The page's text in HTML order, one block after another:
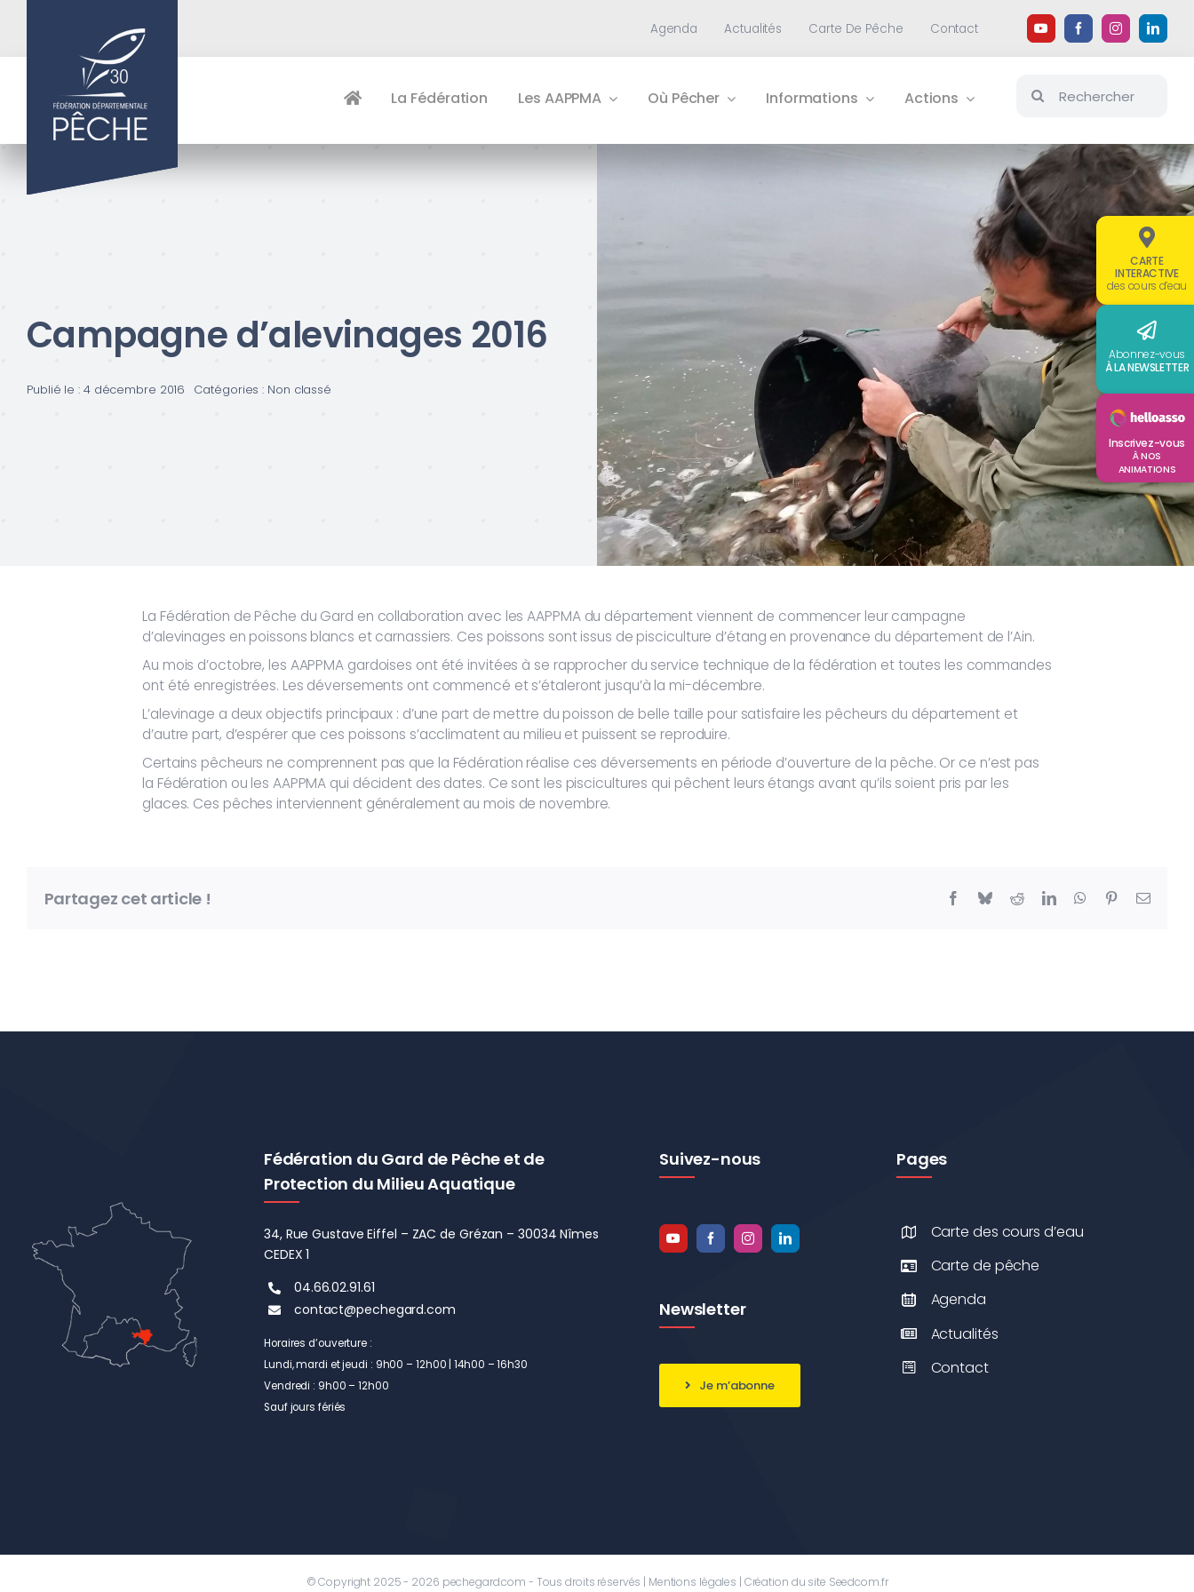
Agenda Actualités Carte De Pêche Contact
La Fédération Les AAPPMA Où Pêcher Informations Actions
Campagne d’alevinages 2016
Publié le : 4 décembre 2016 Catégories : Non classé
La Fédération de Pêche du Gard en collaboration avec les AAPPMA du département viennent de commencer leur campagne
d’alevinages en poissons blancs et carnassiers. Ces poissons sont issus de pisciculture d’étang en provenance du département de l’Ain.
Au mois d’octobre, les AAPPMA gardoises ont été invitées à se rapprocher du service technique de la fédération et toutes les commandes
ont été enregistrées. Les déversements ont commencé et s’étaleront jusqu’à la mi-décembre.
L’alevinage a deux objectifs principaux : d’une part de mettre du poisson de belle taille pour satisfaire les pêcheurs du département et
d’autre part, d’espérer que ces poissons s’acclimatent au milieu et puissent se reproduire.
Certains pêcheurs ne comprennent pas que la Fédération réalise ces déversements en période d’ouverture de la pêche. Or ce n’est pas
la Fédération ou les AAPPMA qui décident des dates. Ce sont les piscicultures qui pêchent leurs étangs avant qu’ils soient pris par les
glaces. Ces pêches interviennent généralement au mois de novembre.
Partagez cet article ! Facebook
BlueskyRedditLinkedInWhatsApp
PinterestEmail
Fédération du Gard de Pêche et de
Protection du Milieu Aquatique
34, Rue Gustave Eiffel – ZAC de Grézan – 30034 Nîmes
CEDEX 1
04.66.02.91.61
contact@pechegard.com
Horaires d’ouverture :
Lundi, mardi et jeudi : 9h00 – 12h00 | 14h00 – 16h30
Vendredi : 9h00 – 12h00
Sauf jours fériés
Suivez-nous
Newsletter
Je m’abonne
Pages
Carte des cours d’eau
Carte de pêche
Agenda
Actualités
Contact
© Copyright 2025 - 2026 pechegard.com - Tous droits réservés | Mentions légales | Création du site Seedcom.fr
CARTE
INTERACTIVE
des cours d’eau
Abonnez-vous
À LA NEWSLETTER
Inscrivez-vous
À NOS
ANIMATIONS